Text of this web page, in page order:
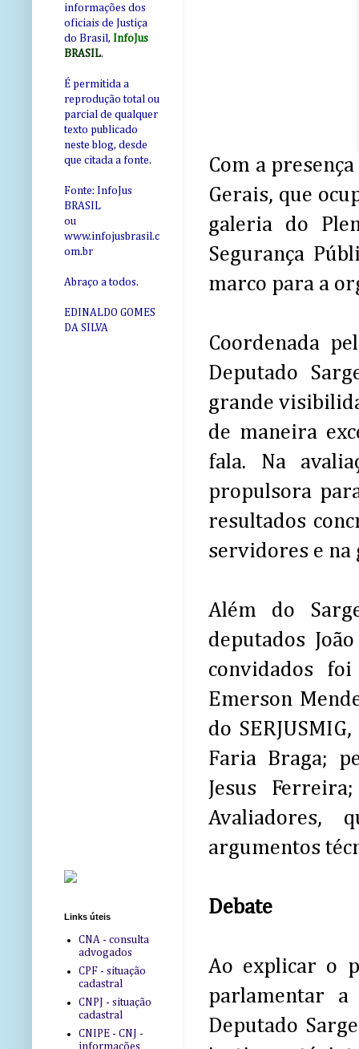
Com a
Gerais, que
galeria do
Segurança
marco para a
Coordenada
Deputado
grande
de maneira
fala. Na
propulsora
resultados
servidores e na
Além do
deputados
convidados foi
Emerson
do
Faria Braga;
Jesus
Avaliadores,
argumentos
Debate
Ao explicar o
parlamentar
Deputado
informações dos
oficiais de Justiça
do Brasil, InfoJus
BRASIL.
É permitida a
reprodução total ou
parcial de qualquer
texto publicado
neste blog, desde
que citada a fonte.
Fonte: InfoJus
BRASIL
ou
www.infojusbrasil.c
om.br
Abraço a todos.
EDINALDO GOMES
DA SILVA
Links úteis
CNA - consulta
advogados
CPF - situação
cadastral
CNPJ - situação
cadastral
CNIPE - CNJ -
informações